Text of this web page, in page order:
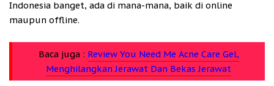
Indonesia banget, ada di mana-mana, baik di online
maupun offline.
Baca juga : Review You Need Me Acne Care Gel,
Menghilangkan Jerawat Dan Bekas Jerawat